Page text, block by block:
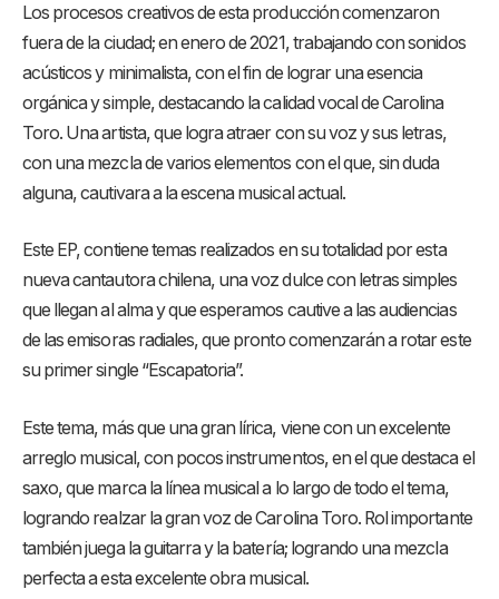
Los procesos creativos de esta producción comenzaron
fuera de la ciudad; en enero de 2021, trabajando con sonidos
acústicos y minimalista, con el fin de lograr una esencia
orgánica y simple, destacando la calidad vocal de Carolina
Toro. Una artista, que logra atraer con su voz y sus letras,
con una mezcla de varios elementos con el que, sin duda
alguna, cautivara a la escena musical actual.
Este EP, contiene temas realizados en su totalidad por esta
nueva cantautora chilena, una voz dulce con letras simples
que llegan al alma y que esperamos cautive a las audiencias
de las emisoras radiales, que pronto comenzarán a rotar este
su primer single “Escapatoria”.
Este tema, más que una gran lírica, viene con un excelente
arreglo musical, con pocos instrumentos, en el que destaca el
saxo, que marca la línea musical a lo largo de todo el tema,
logrando realzar la gran voz de Carolina Toro. Rol importante
también juega la guitarra y la batería; logrando una mezcla
perfecta a esta excelente obra musical.